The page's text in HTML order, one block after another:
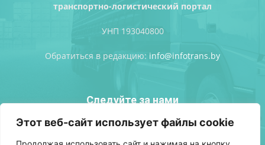
Этот веб-сайт использует файлы cookie
транспортно-логистический портал
УНП 193040800
Обратиться в редакцию: info@infotrans.bу
Следуйте за нами